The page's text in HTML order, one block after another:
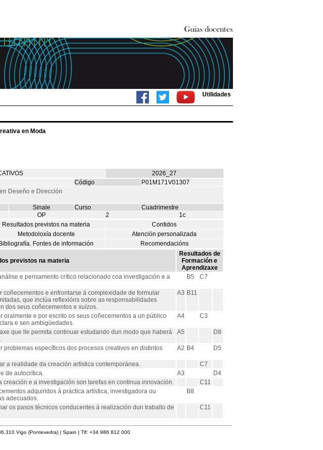
Utilidades
en Moda
2026_27
Código
P01M171V01307
Deseño e Dirección
Sinale Curso
Cuadrimestre
OP 2
1c
Resultados previstos na materia
Contidos
Metodoloxía docente
Atención personalizada
Bibliografía. Fontes de información Recomendacións
previstos na materia
Resultados de
Formación e
Aprendizaxe
e pensamento crítico relacionado coa investigación e a
B5 C7
e enfrontarse á complexidade de formular
que inclúa reflexións sobre as responsabilidades
dos seus coñecementos e xuízos.
A3 B11
e por escrito os seus coñecementos a un público
e sen ambigüedades.
A4 C3
que lle permita continuar estudando dun modo que haberá
A5 D8
específicos dos procesos creativos en distintos
A2 B4 D5
a realidade da creación artística contemporánea.
C7
de autocrítica.
A3
D4
e a investigación son tarefas en continua innovación.
C11
adquiridos á práctica artística, investigadora ou
adecuados.
B8
os pasos técnicos conducentes á realización dun traballo de
C11
Vigo (Pontevedra) | Spain | Tlf: +34 986 812 000